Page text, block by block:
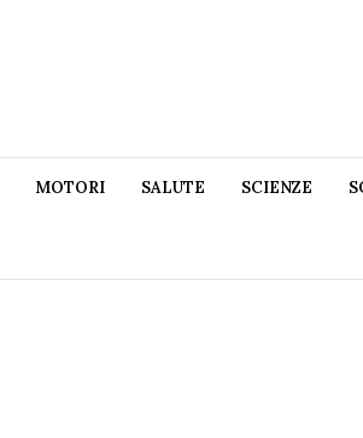
MOTORI SALUTE SCIENZE